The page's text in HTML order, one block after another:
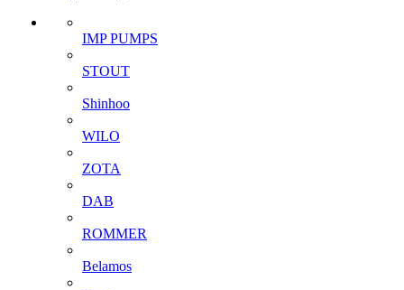
IMP PUMPS
STOUT
Shinhoo
WILO
ZOTA
DAB
ROMMER
Belamos